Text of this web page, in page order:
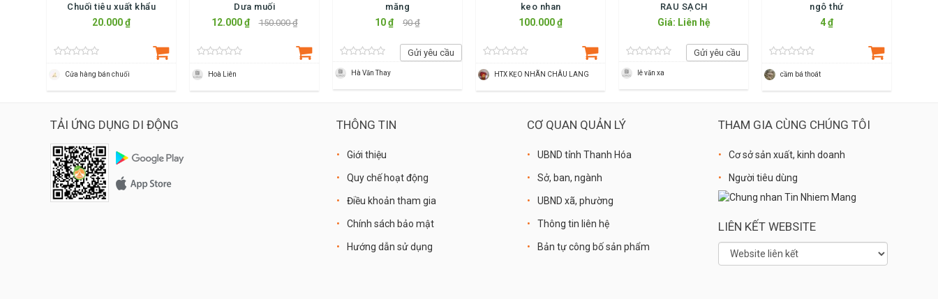
Chuối tiêu xuất khẩu
20.000 ₫
Cửa hàng bán chuối
Dưa muối
12.000 ₫ 150.000 ₫
Hoà Liên
măng
10 ₫ 90 ₫
Gửi yêu cầu
Hà Văn Thay
keo nhan
100.000 ₫
HTX KẸO NHÃN CHÂU LANG
RAU SẠCH
Giá: Liên hệ
Gửi yêu cầu
lê văn xa
ngô thứ
4 ₫
cầm bá thoát
TẢI ỨNG DỤNG DI ĐỘNG THÔNG TIN
Giới thiệu
Quy chế hoạt động
Điều khoản tham gia
Chính sách bảo mật
Hướng dẫn sử dụng
CƠ QUAN QUẢN LÝ
UBND tỉnh Thanh Hóa
Sở, ban, ngành
UBND xã, phường
Thông tin liên hệ
Bản tự công bố sản phẩm
THAM GIA CÙNG CHÚNG TÔI
Cơ sở sản xuất, kinh doanh
Người tiêu dùng
LIÊN KẾT WEBSITE